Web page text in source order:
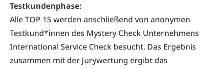
Testkundenphase:
Alle TOP 15 werden anschließend von anonymen
Testkund*innen des Mystery Check Unternehmens
International Service Check besucht. Das Ergebnis
zusammen mit der Jurywertung ergibt das